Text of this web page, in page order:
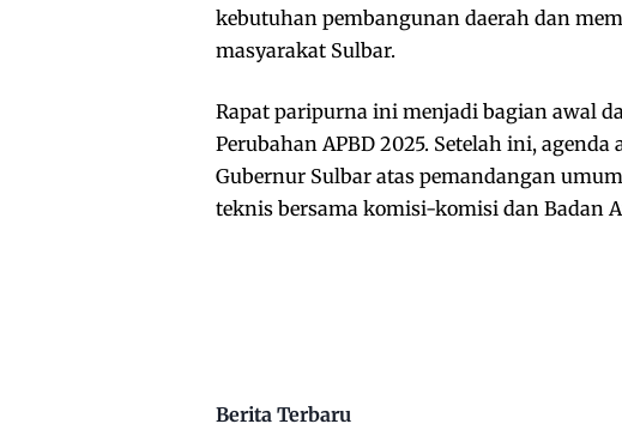
kebutuhan pembangunan daerah dan
masyarakat Sulbar.
Rapat paripurna ini menjadi bagian awal
Perubahan APBD 2025. Setelah ini,
Gubernur Sulbar atas pemandangan
teknis bersama komisi-komisi dan Badan
Berita Terbaru